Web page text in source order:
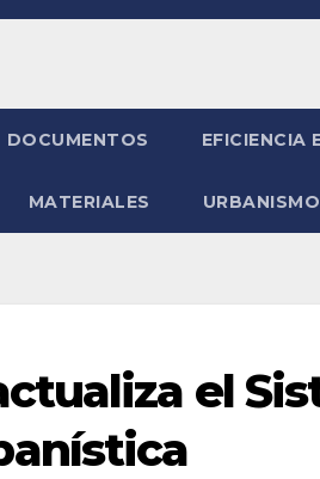
DOCUMENTOS EFICIENCIA
MATERIALES URBANISMO
el